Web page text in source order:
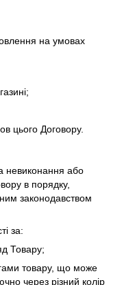
на умовах
цього Договору.
невиконання або
в порядку,
законодавством
за:
Товару;
гами товару, що може
через різний колір